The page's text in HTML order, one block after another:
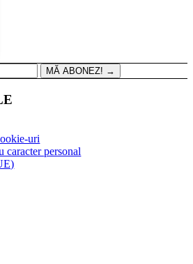
lei.
MĂ ABONEZ! →
uri
caracter personal